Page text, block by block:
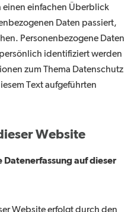
einen einfachen Überblick
Daten passiert,
Personenbezogene Daten
identifiziert werden
zum Thema Datenschutz
Text aufgeführten
Website
auf dieser